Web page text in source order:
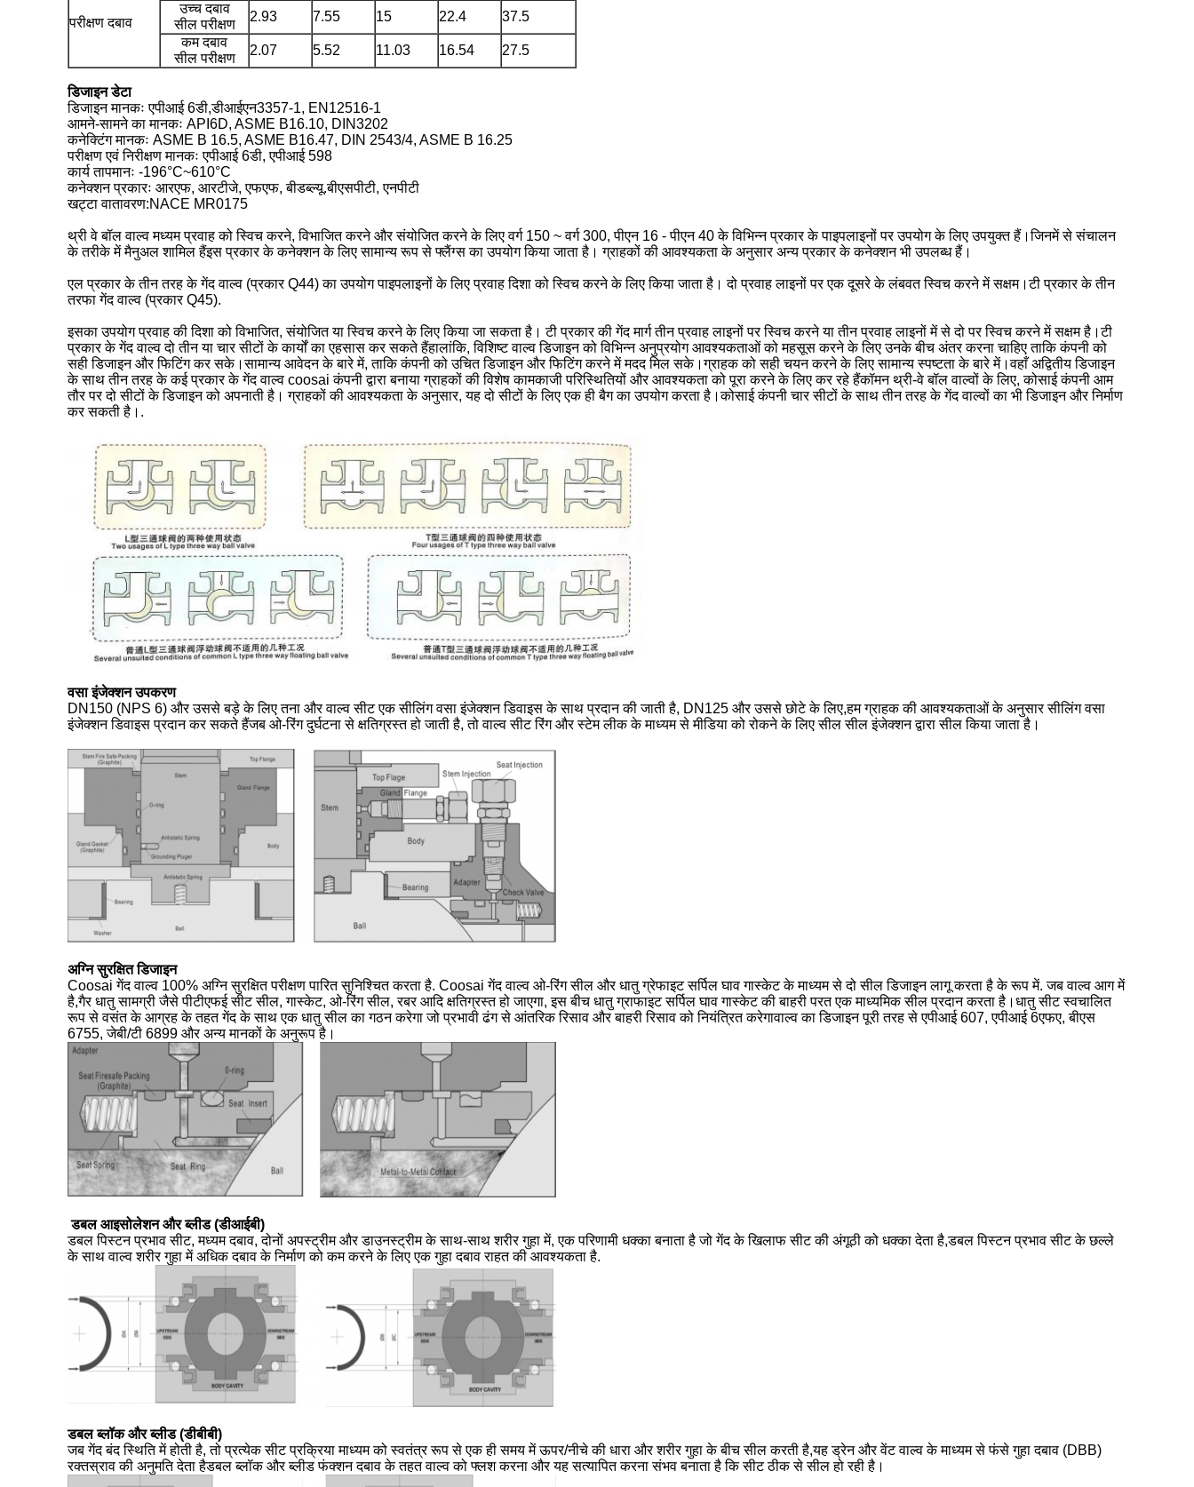
परीक्षण दबाव
उच्च दबाव
सील परीक्षण
2.93 7.55 15 22.4
37.5
कम दबाव
सील परीक्षण
2.07 5.52 11.03 16.54 27.5
डिजाइन डेटा
डिजाइन मानकः एपीआई 6डी,डीआईएन3357-1, EN12516-1
आमने-सामने का मानकः API6D, ASME B16.10, DIN3202
कनेक्टिंग मानकः ASME B 16.5, ASME B16.47, DIN 2543/4, ASME B 16.25
परीक्षण एवं निरीक्षण मानकः एपीआई 6डी, एपीआई 598
कार्य तापमानः -196°C~610°C
कनेक्शन प्रकारः आरएफ, आरटीजे, एफएफ, बीडब्ल्यू.बीएसपीटी, एनपीटी
खट्टा वातावरण:NACE MR0175
थ्री वे बॉल वाल्व मध्यम प्रवाह को स्विच करने, विभाजित करने और संयोजित करने के लिए वर्ग 150 ~ वर्ग 300, पीएन 16 - पीएन 40 के विभिन्न प्रकार के पाइपलाइनों पर उपयोग के लिए उपयुक्त हैं।जिनमें से संचालन
के तरीके में मैनुअल शामिल हैंइस प्रकार के कनेक्शन के लिए सामान्य रूप से फ्लैंग्स का उपयोग किया जाता है। ग्राहकों की आवश्यकता के अनुसार अन्य प्रकार के कनेक्शन भी उपलब्ध हैं।
एल प्रकार के तीन तरह के गेंद वाल्व (प्रकार Q44) का उपयोग पाइपलाइनों के लिए प्रवाह दिशा को स्विच करने के लिए किया जाता है। दो प्रवाह लाइनों पर एक दूसरे के लंबवत स्विच करने में सक्षम।टी प्रकार के तीन
तरफा गेंद वाल्व (प्रकार Q45).
इसका उपयोग प्रवाह की दिशा को विभाजित, संयोजित या स्विच करने के लिए किया जा सकता है। टी प्रकार की गेंद मार्ग तीन प्रवाह लाइनों पर स्विच करने या तीन प्रवाह लाइनों में से दो पर स्विच करने में सक्षम है।टी
प्रकार के गेंद वाल्व दो तीन या चार सीटों के कार्यों का एहसास कर सकते हैंहालांकि, विशिष्ट वाल्व डिजाइन को विभिन्न अनुप्रयोग आवश्यकताओं को महसूस करने के लिए उनके बीच अंतर करना चाहिए ताकि कंपनी को
सही डिजाइन और फिटिंग कर सके।सामान्य आवेदन के बारे में, ताकि कंपनी को उचित डिजाइन और फिटिंग करने में मदद मिल सके।ग्राहक को सही चयन करने के लिए सामान्य स्पष्टता के बारे में।वहाँ अद्वितीय डिजाइन
के साथ तीन तरह के कई प्रकार के गेंद वाल्व coosai कंपनी द्वारा बनाया ग्राहकों की विशेष कामकाजी परिस्थितियों और आवश्यकता को पूरा करने के लिए कर रहे हैंकॉमन थ्री-वे बॉल वाल्वों के लिए, कोसाई कंपनी आम
तौर पर दो सीटों के डिजाइन को अपनाती है। ग्राहकों की आवश्यकता के अनुसार, यह दो सीटों के लिए एक ही बैग का उपयोग करता है।कोसाई कंपनी चार सीटों के साथ तीन तरह के गेंद वाल्वों का भी डिजाइन और निर्माण
कर सकती है।.
वसा इंजेक्शन उपकरण
DN150 (NPS 6) और उससे बड़े के लिए तना और वाल्व सीट एक सीलिंग वसा इंजेक्शन डिवाइस के साथ प्रदान की जाती है, DN125 और उससे छोटे के लिए,हम ग्राहक की आवश्यकताओं के अनुसार सीलिंग वसा
इंजेक्शन डिवाइस प्रदान कर सकते हैंजब ओ-रिंग दुर्घटना से क्षतिग्रस्त हो जाती है, तो वाल्व सीट रिंग और स्टेम लीक के माध्यम से मीडिया को रोकने के लिए सील सील इंजेक्शन द्वारा सील किया जाता है।
अग्नि सुरक्षित डिजाइन
Coosai गेंद वाल्व 100% अग्नि सुरक्षित परीक्षण पारित सुनिश्चित करता है. Coosai गेंद वाल्व ओ-रिंग सील और धातु ग्रेफाइट सर्पिल घाव गास्केट के माध्यम से दो सील डिजाइन लागू करता है के रूप में. जब वाल्व आग में
है,गैर धातु सामग्री जैसे पीटीएफई सीट सील, गास्केट, ओ-रिंग सील, रबर आदि क्षतिग्रस्त हो जाएगा, इस बीच धातु ग्राफाइट सर्पिल घाव गास्केट की बाहरी परत एक माध्यमिक सील प्रदान करता है।धातु सीट स्वचालित
रूप से वसंत के आग्रह के तहत गेंद के साथ एक धातु सील का गठन करेगा जो प्रभावी ढंग से आंतरिक रिसाव और बाहरी रिसाव को नियंत्रित करेगावाल्व का डिजाइन पूरी तरह से एपीआई 607, एपीआई 6एफए, बीएस
6755, जेबी/टी 6899 और अन्य मानकों के अनुरूप है।
डबल आइसोलेशन और ब्लीड (डीआईबी)
डबल पिस्टन प्रभाव सीट, मध्यम दबाव, दोनों अपस्ट्रीम और डाउनस्ट्रीम के साथ-साथ शरीर गुहा में, एक परिणामी धक्का बनाता है जो गेंद के खिलाफ सीट की अंगूठी को धक्का देता है,डबल पिस्टन प्रभाव सीट के छल्ले
के साथ वाल्व शरीर गुहा में अधिक दबाव के निर्माण को कम करने के लिए एक गुहा दबाव राहत की आवश्यकता है.
डबल ब्लॉक और ब्लीड (डीबीबी)
जब गेंद बंद स्थिति में होती है, तो प्रत्येक सीट प्रक्रिया माध्यम को स्वतंत्र रूप से एक ही समय में ऊपर/नीचे की धारा और शरीर गुहा के बीच सील करती है,यह ड्रेन और वेंट वाल्व के माध्यम से फंसे गुहा दबाव (DBB)
रक्तस्राव की अनुमति देता हैडबल ब्लॉक और ब्लीड फंक्शन दबाव के तहत वाल्व को फ्लश करना और यह सत्यापित करना संभव बनाता है कि सीट ठीक से सील हो रही है।